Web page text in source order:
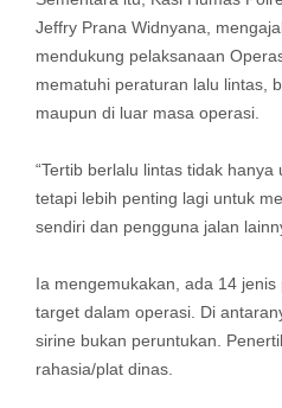
Jeffry Prana Widnyana,
mendukung pelaksanaan
mematuhi peraturan lalu lintas,
maupun di luar masa operasi.
“Tertib berlalu lintas tidak
tetapi lebih penting lagi untuk
sendiri dan pengguna jalan
Ia mengemukakan, ada 14
target dalam operasi. Di
sirine bukan peruntukan.
rahasia/plat dinas.